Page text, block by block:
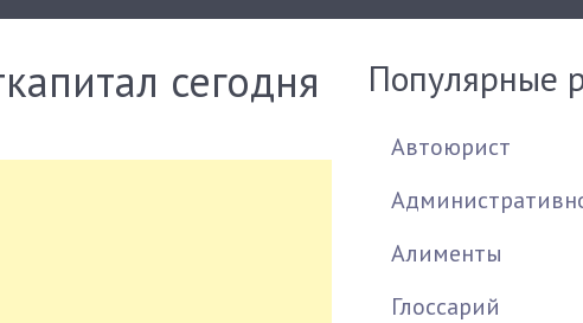
сегодня Популярные
Автоюрист
Алименты
Глоссарий